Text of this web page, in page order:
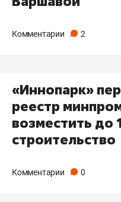
Комментарии 2
«Иннопарк»
реестр
возместить до
строительство
Комментарии 0